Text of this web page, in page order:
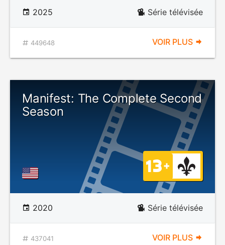
2025 Série télévisée
449648 VOIR PLUS
Manifest: The Complete Second
Season
2020 Série télévisée
437041 VOIR PLUS